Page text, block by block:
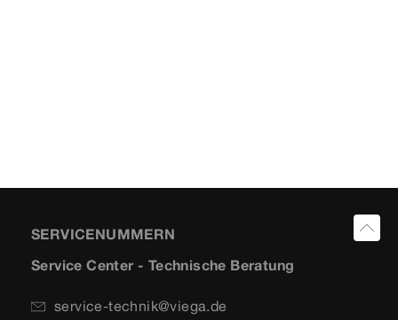
SERVICENUMMERN
Service Center - Technische Beratung
service-technik@viega.de